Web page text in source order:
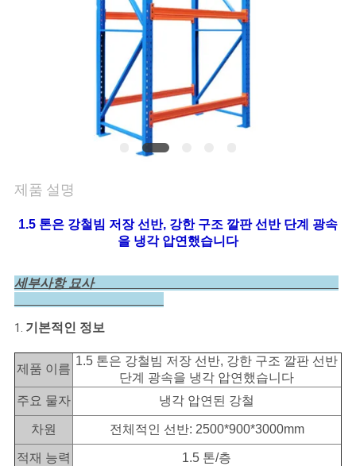
주
세
인
용
문
을
요
제품 설명
1.5 톤은 강철빔 저장 선반, 강한 구조 깔판 선반 단계 광속
을 냉각 압연했습니다
세부사항 묘사
1. 기본적인 정보
제품 이름
1.5 톤은 강철빔 저장 선반, 강한 구조 깔판 선반
단계 광속을 냉각 압연했습니다
주요 물자
냉각 압연된 강철
차원 전체적인 선반: 2500*900*3000mm
적재 능력 1.5 톤/층